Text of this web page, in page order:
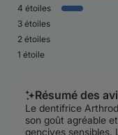
4 étoiles
3 étoiles
2 étoiles
1 étoile
Résumé des
Le dentifrice
son goût agréable
gencives sensibles.